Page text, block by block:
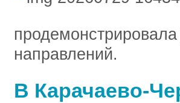
направлений.
В Карачаево-